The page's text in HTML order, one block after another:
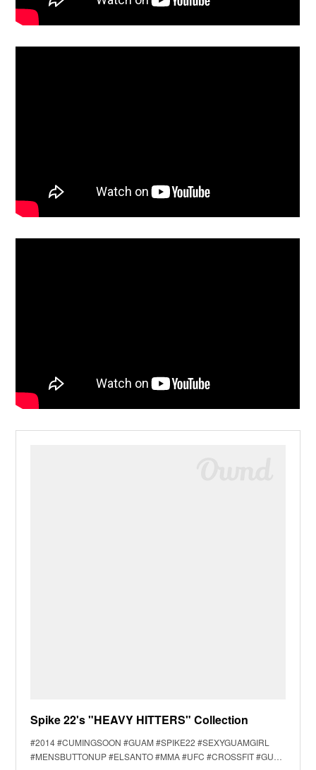
Spike 22's "HEAVY HITTERS" Collection
#2014 #CUMINGSOON #GUAM #SPIKE22 #SEXYGUAMGIRL
#MENSBUTTONUP #ELSANTO #MMA #UFC #CROSSFIT #GU…